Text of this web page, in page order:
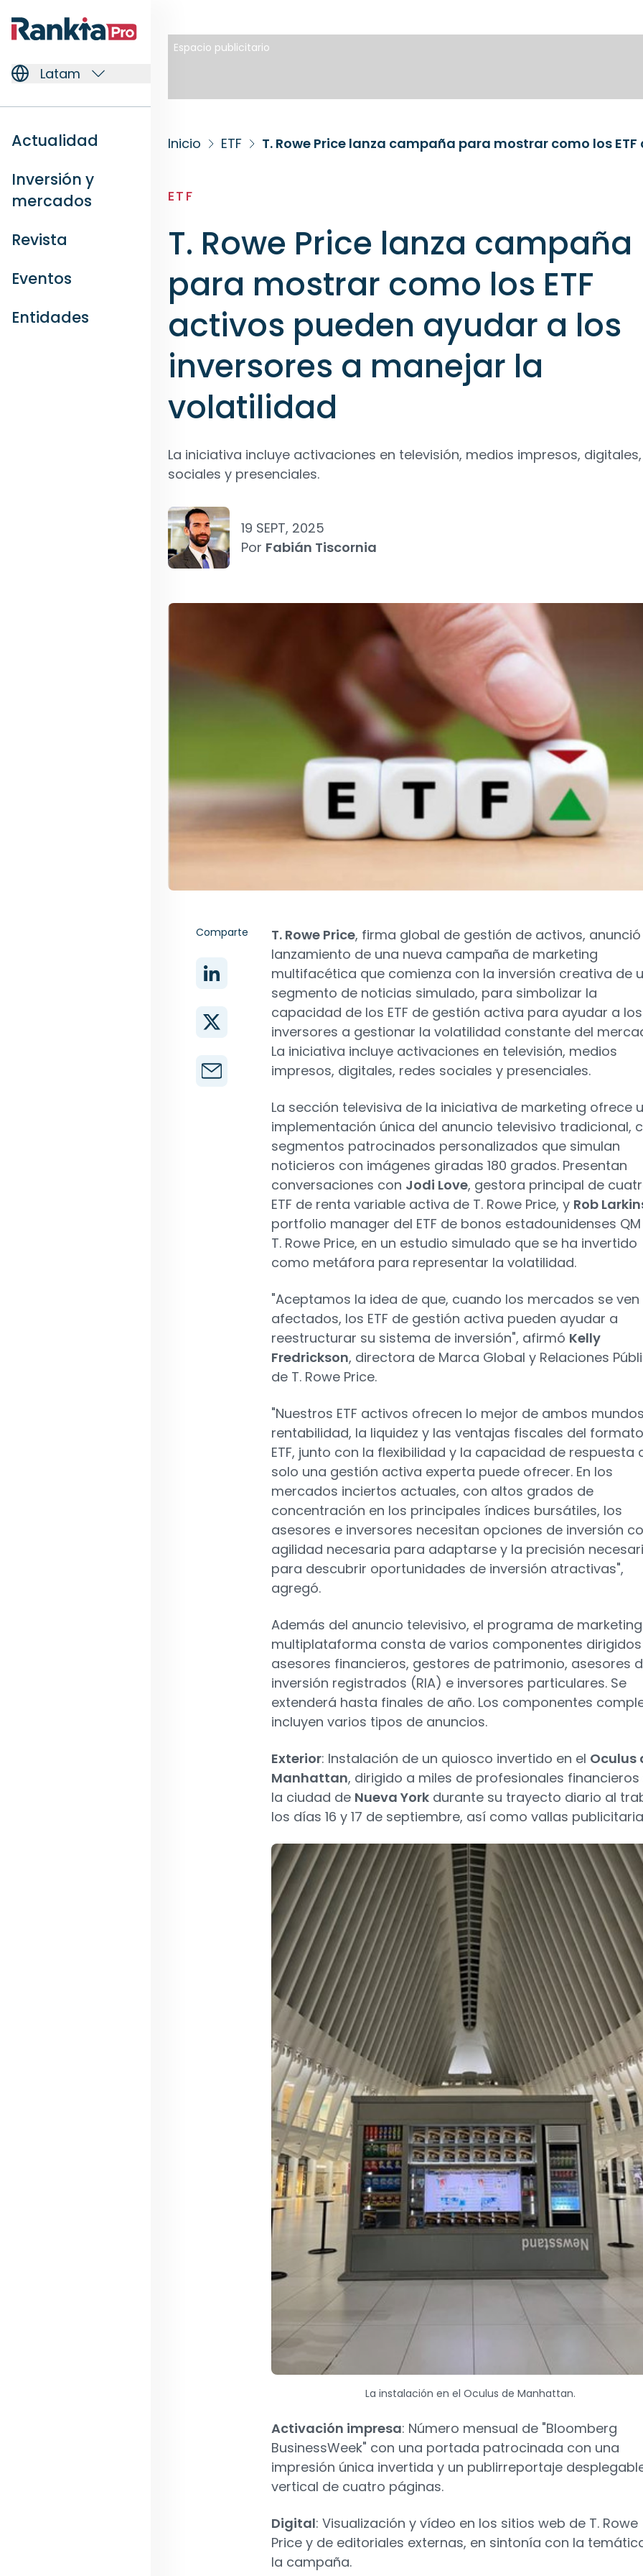
Latam
Actualidad
Inversión y
mercados
Revista
Eventos
Entidades
Espacio publicitario
Inicio ETF
ETF
T. Rowe Price lanza campaña
para mostrar como los ETF
activos pueden ayudar a los
inversores a manejar la
volatilidad
La iniciativa incluye activaciones en televisión, medios impresos,
sociales y presenciales.
19 SEPT, 2025
Por Fabián Tiscornia
Comparte T. Rowe Price, firma global de gestión de activos, anunció
lanzamiento de una nueva campaña de marketing
multifacética que comienza con la inversión creativa de
segmento de noticias simulado, para simbolizar la
capacidad de los ETF de gestión activa para ayudar a los
inversores a gestionar la volatilidad constante del
La iniciativa incluye activaciones en televisión, medios
impresos, digitales, redes sociales y presenciales.
La sección televisiva de la iniciativa de marketing ofrece
implementación única del anuncio televisivo tradicional,
segmentos patrocinados personalizados que simulan
noticieros con imágenes giradas 180 grados. Presentan
conversaciones con Jodi Love, gestora principal de
ETF de renta variable activa de T. Rowe Price, y Rob
portfolio manager del ETF de bonos estadounidenses
T. Rowe Price, en un estudio simulado que se ha invertido
como metáfora para representar la volatilidad.
"Aceptamos la idea de que, cuando los mercados se ven
afectados, los ETF de gestión activa pueden ayudar a
reestructurar su sistema de inversión", afirmó Kelly
Fredrickson, directora de Marca Global y Relaciones
de T. Rowe Price.
"Nuestros ETF activos ofrecen lo mejor de ambos
rentabilidad, la liquidez y las ventajas fiscales del formato
ETF, junto con la flexibilidad y la capacidad de respuesta
solo una gestión activa experta puede ofrecer. En los
mercados inciertos actuales, con altos grados de
concentración en los principales índices bursátiles, los
asesores e inversores necesitan opciones de inversión
agilidad necesaria para adaptarse y la precisión
para descubrir oportunidades de inversión atractivas",
agregó.
Además del anuncio televisivo, el programa de marketing
multiplataforma consta de varios componentes
asesores financieros, gestores de patrimonio, asesores
inversión registrados (RIA) e inversores particulares. Se
extenderá hasta finales de año. Los componentes
incluyen varios tipos de anuncios.
Exterior: Instalación de un quiosco invertido en el Oculus
Manhattan, dirigido a miles de profesionales financieros
la ciudad de Nueva York durante su trayecto diario al
los días 16 y 17 de septiembre, así como vallas
La instalación en el Oculus de Manhattan.
Activación impresa: Número mensual de "Bloomberg
BusinessWeek" con una portada patrocinada con una
impresión única invertida y un publirreportaje
vertical de cuatro páginas.
Digital: Visualización y vídeo en los sitios web de T. Rowe
Price y de editoriales externas, en sintonía con la
la campaña.